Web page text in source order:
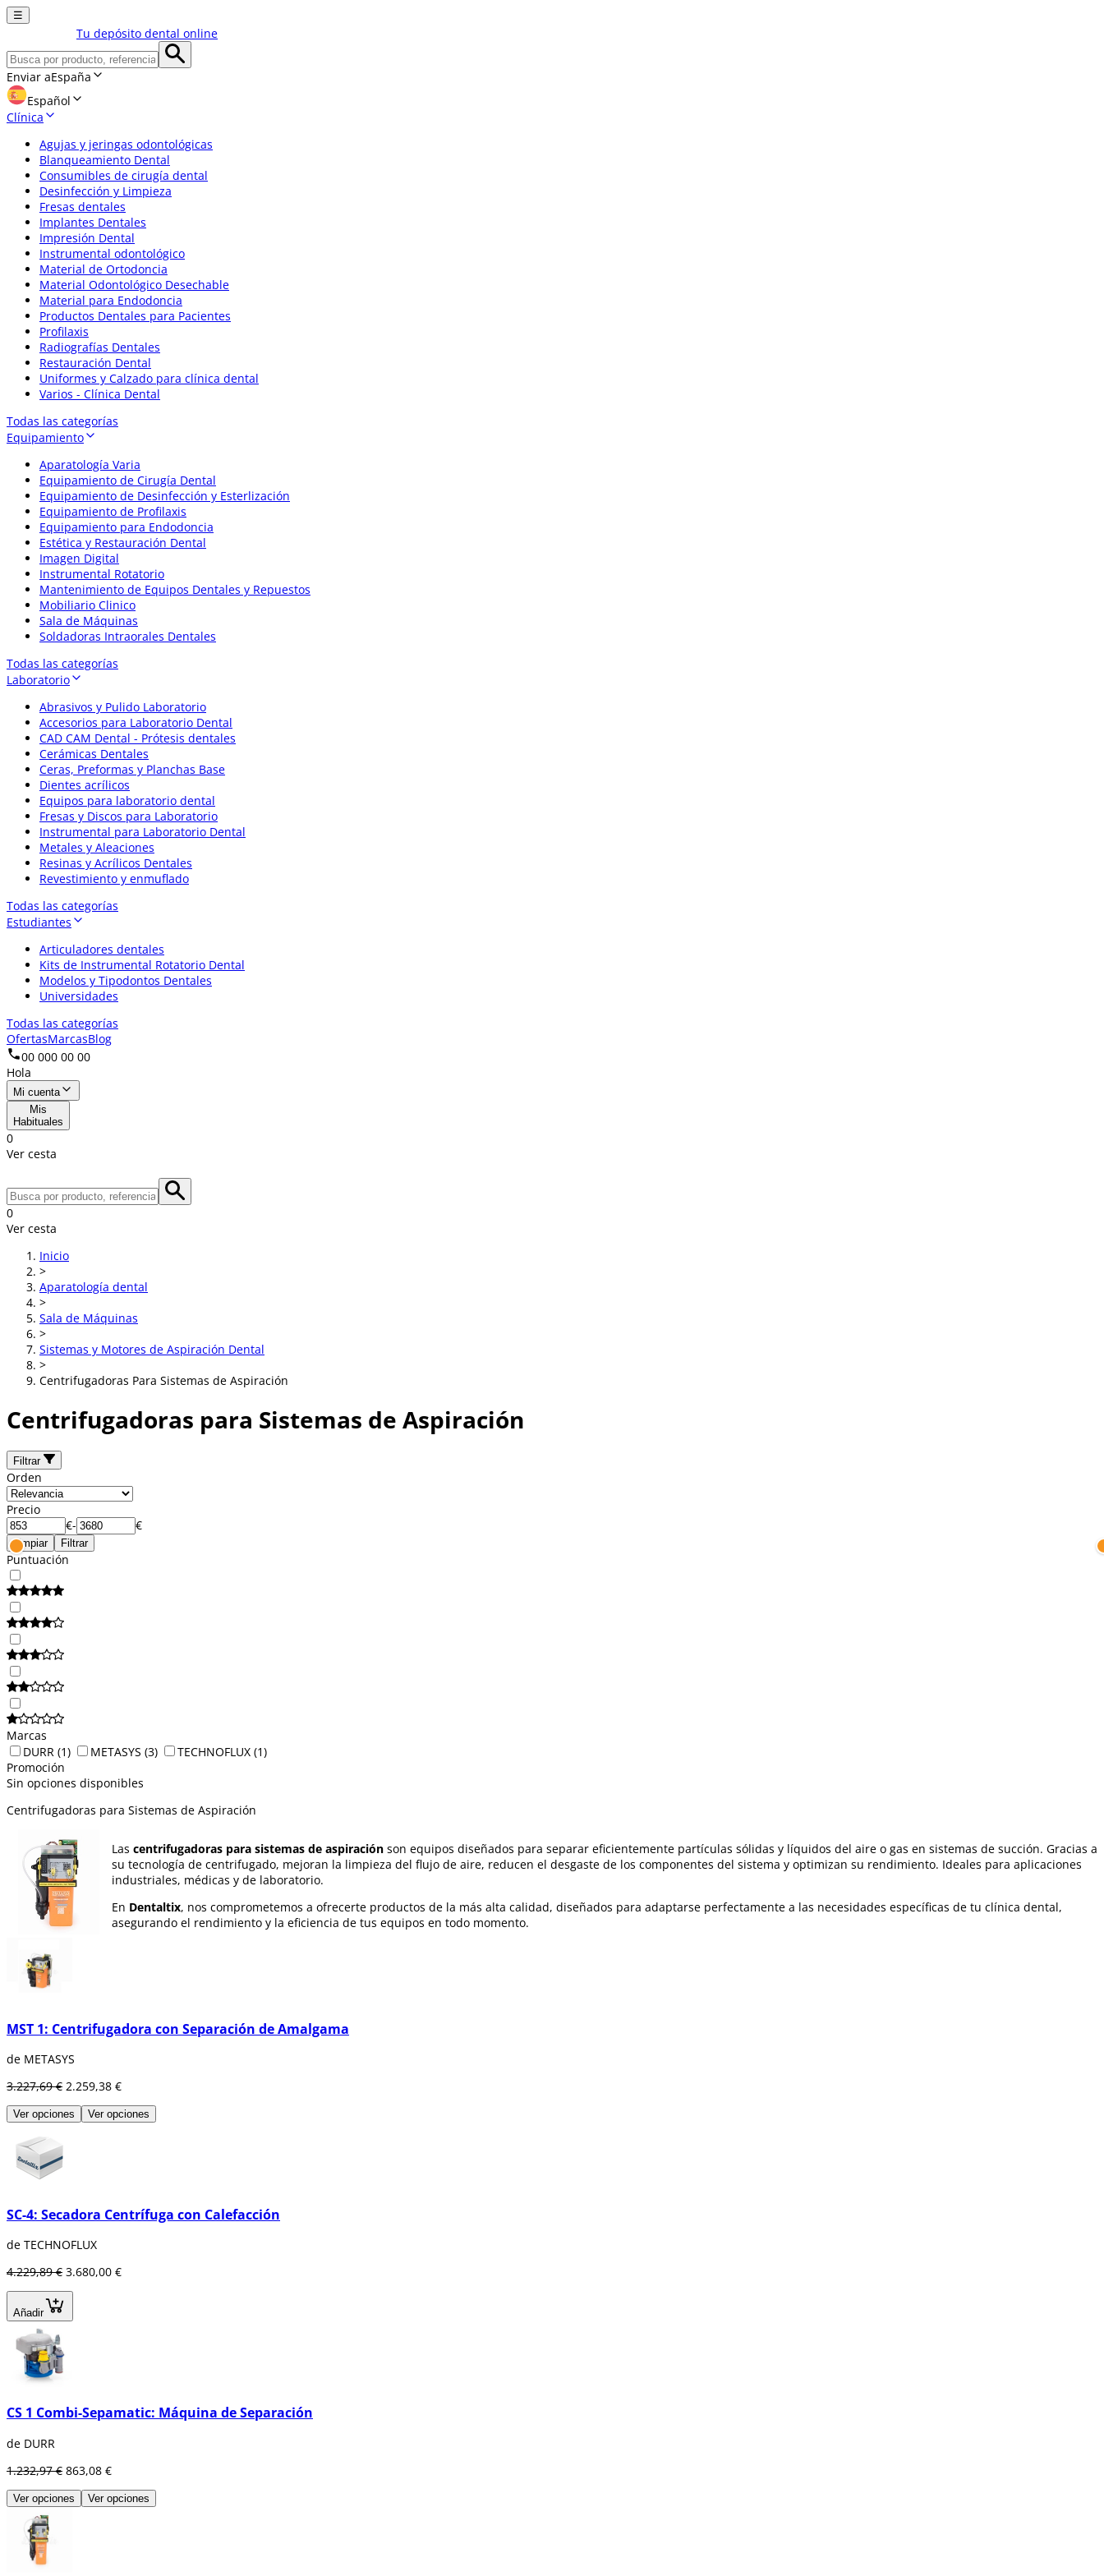
☰
Tu depósito dental online
Enviar aEspaña
Español
Clínica
Agujas y jeringas odontológicas
Blanqueamiento Dental
Consumibles de cirugía dental
Desinfección y Limpieza
Fresas dentales
Implantes Dentales
Impresión Dental
Instrumental odontológico
Material de Ortodoncia
Material Odontológico Desechable
Material para Endodoncia
Productos Dentales para Pacientes
Profilaxis
Radiografías Dentales
Restauración Dental
Uniformes y Calzado para clínica dental
Varios - Clínica Dental
Todas las categorías
Equipamiento
Aparatología Varia
Equipamiento de Cirugía Dental
Equipamiento de Desinfección y Esterlización
Equipamiento de Profilaxis
Equipamiento para Endodoncia
Estética y Restauración Dental
Imagen Digital
Instrumental Rotatorio
Mantenimiento de Equipos Dentales y Repuestos
Mobiliario Clinico
Sala de Máquinas
Soldadoras Intraorales Dentales
Todas las categorías
Laboratorio
Abrasivos y Pulido Laboratorio
Accesorios para Laboratorio Dental
CAD CAM Dental - Prótesis dentales
Cerámicas Dentales
Ceras, Preformas y Planchas Base
Dientes acrílicos
Equipos para laboratorio dental
Fresas y Discos para Laboratorio
Instrumental para Laboratorio Dental
Metales y Aleaciones
Resinas y Acrílicos Dentales
Revestimiento y enmuflado
Todas las categorías
Estudiantes
Articuladores dentales
Kits de Instrumental Rotatorio Dental
Modelos y Tipodontos Dentales
Universidades
Todas las categorías
OfertasMarcasBlog
00 000 00 00
Hola
Mi cuenta
Mis
Habituales
0
Ver cesta
0
Ver cesta
Inicio
>
Aparatología dental
>
Sala de Máquinas
>
Sistemas y Motores de Aspiración Dental
>
Centrifugadoras Para Sistemas de Aspiración
Centrifugadoras para Sistemas de Aspiración
Filtrar
Orden
Precio
€- €
Limpiar Filtrar
Puntuación
Marcas
DURR (1) METASYS (3) TECHNOFLUX (1)
Promoción
Sin opciones disponibles
Centrifugadoras para Sistemas de Aspiración
Las centrifugadoras para sistemas de aspiración son equipos diseñados para separar eficientemente partículas sólidas y líquidos del aire o gas en sistemas de succión. Gracias a
su tecnología de centrifugado, mejoran la limpieza del flujo de aire, reducen el desgaste de los componentes del sistema y optimizan su rendimiento. Ideales para aplicaciones
industriales, médicas y de laboratorio.
En Dentaltix, nos comprometemos a ofrecerte productos de la más alta calidad, diseñados para adaptarse perfectamente a las necesidades específicas de tu clínica dental,
asegurando el rendimiento y la eficiencia de tus equipos en todo momento.
MST 1: Centrifugadora con Separación de Amalgama
de METASYS
3.227,69 € 2.259,38 €
Ver opciones Ver opciones
SC-4: Secadora Centrífuga con Calefacción
de TECHNOFLUX
4.229,89 € 3.680,00 €
Añadir
CS 1 Combi-Sepamatic: Máquina de Separación
de DURR
1.232,97 € 863,08 €
Ver opciones Ver opciones